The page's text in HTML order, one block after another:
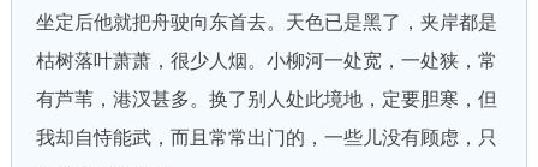
坐定后他就把舟驶向东首去。天色已是黑了，夹岸都是
枯树落叶萧萧，很少人烟。小柳河一处宽，一处狭，常
有芦苇，港汊甚多。换了别人处此境地，定要胆寒，但
我却自恃能武，而且常常出门的，一些儿没有顾虑，只